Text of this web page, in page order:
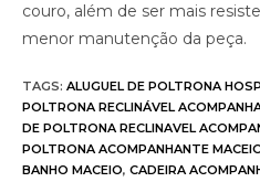
couro, além de ser mais
menor manutenção da peça.
TAGS: ALUGUEL DE POLTRONA
POLTRONA RECLINÁVEL
DE POLTRONA RECLINAVEL
POLTRONA ACOMPANHANTE
BANHO MACEIO, CADEIRA